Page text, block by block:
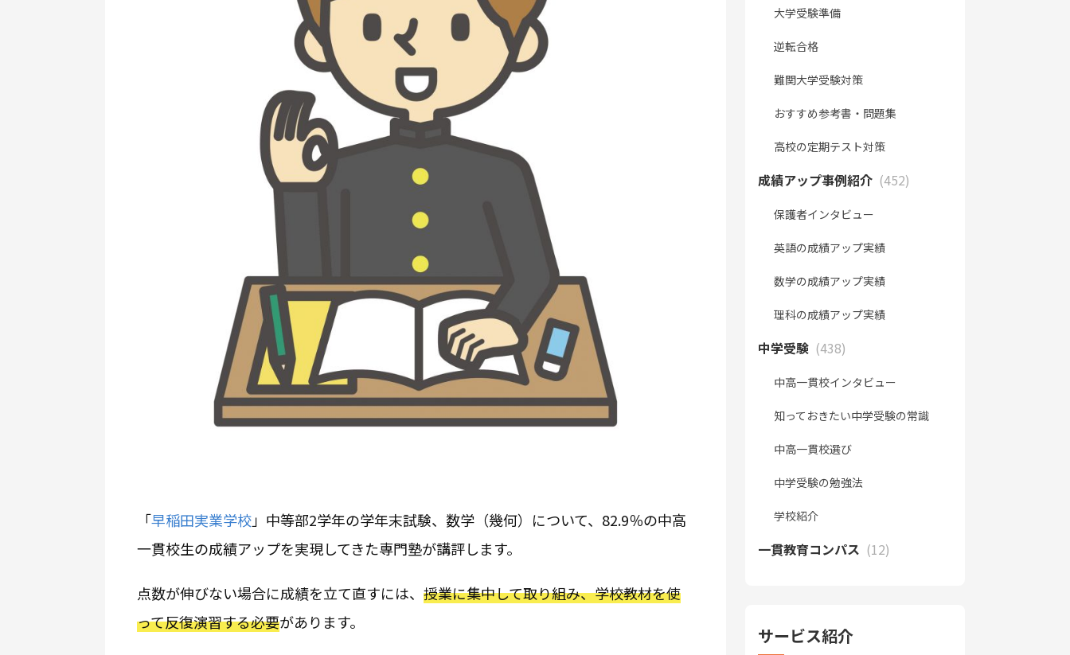
「早稲田実業学校」中等部2学年の学年末試験、数学（幾何）について、82.9％の中高
一貫校生の成績アップを実現してきた専門塾が講評します。
点数が伸びない場合に成績を立て直すには、 授業に集中して取り組み、学校教材を使
って反復演習する必要があります。
大学受験準備
逆転合格
難関大学受験対策
おすすめ参考書・問題集
高校の定期テスト対策
成績アップ事例紹介 (452)
保護者インタビュー
英語の成績アップ実績
数学の成績アップ実績
理科の成績アップ実績
中学受験 (438)
中高一貫校インタビュー
知っておきたい中学受験の常識
中高一貫校選び
中学受験の勉強法
学校紹介
一貫教育コンパス (12)
サービス紹介